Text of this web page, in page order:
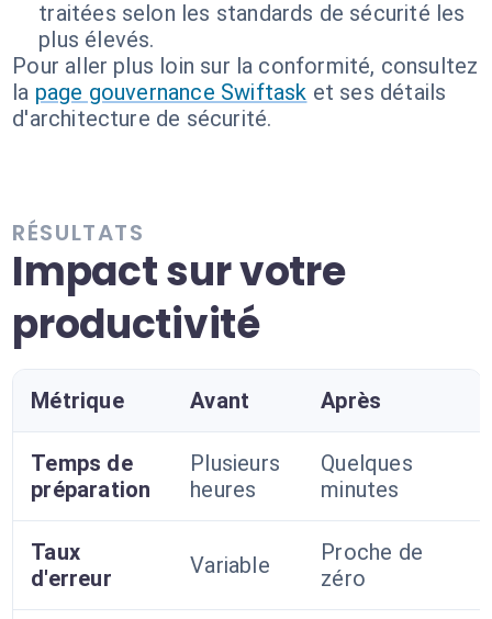
traitées selon les standards de sécurité les
plus élevés.
Pour aller plus loin sur la conformité, consultez
la page gouvernance Swiftask et ses détails
d'architecture de sécurité.
RÉSULTATS
Impact sur votre
productivité
Métrique Avant Après
Temps de
préparation
Plusieurs
heures
Quelques
minutes
Taux
d'erreur
Variable
Proche de
zéro